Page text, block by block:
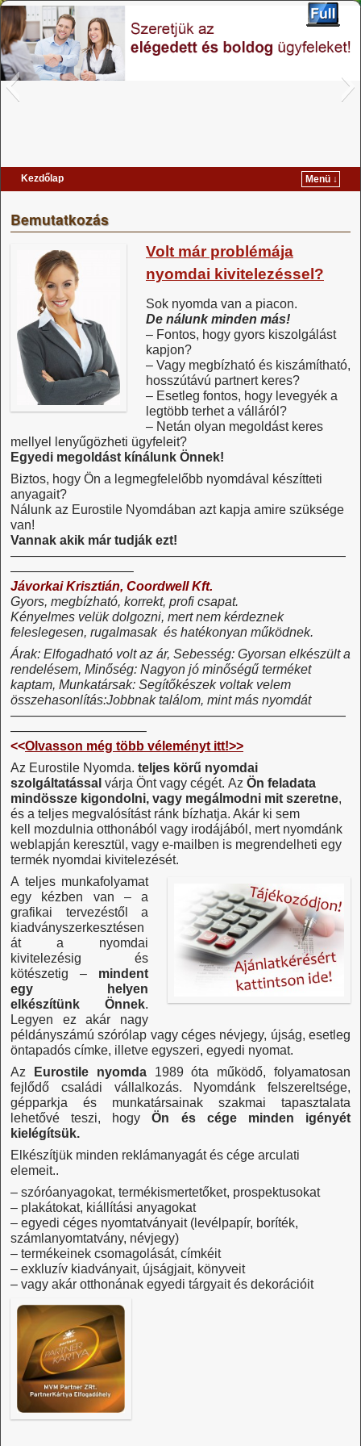
fejléc 2
fejléc 3
Kezdőlap
Menü ↓
Bemutatkozás
Volt már problémája
nyomdai kivitelezéssel?
Sok nyomda van a piacon.
De nálunk minden más!
– Fontos, hogy gyors kiszolgálást
kapjon?
– Vagy megbízható és kiszámítható,
hosszútávú partnert keres?
– Esetleg fontos, hogy levegyék a
legtöbb terhet a válláról?
– Netán olyan megoldást keres
mellyel lenyűgözheti ügyfeleit?
Egyedi megoldást kínálunk Önnek!
Biztos, hogy Ön a legmegfelelőbb nyomdával készítteti
anyagait?
Nálunk az Eurostile Nyomdában azt kapja amire szüksége
van!
Vannak akik már tudják ezt!
——————————————————————————
—————————–
Jávorkai Krisztián, Coordwell Kft.
Gyors, megbízható, korrekt, profi csapat.
Kényelmes velük dolgozni, mert nem kérdeznek
feleslegesen, rugalmasak és hatékonyan működnek.
Árak: Elfogadható volt az ár, Sebesség: Gyorsan elkészült a
rendelésem, Minőség: Nagyon jó minőségű terméket
kaptam, Munkatársak: Segítőkészek voltak velem
összehasonlítás:Jobbnak találom, mint más nyomdát
——————————————————————————
——————————–
<<Olvasson még több véleményt itt!>>
Az Eurostile Nyomda. teljes körű nyomdai
szolgáltatással várja Önt vagy cégét. Az Ön feladata
mindössze kigondolni, vagy megálmodni mit szeretne,
és a teljes megvalósítást ránk bízhatja. Akár ki sem
kell mozdulnia otthonából vagy irodájából, mert nyomdánk
weblapján keresztül, vagy e-mailben is megrendelheti egy
termék nyomdai kivitelezését.
A teljes munkafolyamat
egy kézben van – a
grafikai tervezéstől a
kiadványszerkesztésen
át a nyomdai
kivitelezésig és
kötészetig – mindent
egy helyen
elkészítünk Önnek.
Legyen ez akár nagy
példányszámú szórólap vagy céges névjegy, újság, esetleg
öntapadós címke, illetve egyszeri, egyedi nyomat.
Az
Eurostile nyomda1989 óta működő, folyamatosan
fejlődő családi vállalkozás. Nyomdánk felszereltsége,
gépparkja és munkatársainak szakmai tapasztalata
lehetővé teszi, hogyÖn és cége minden igényét
kielégítsük.
Elkészítjük minden reklámanyagát és cége arculati
elemeit..
– szóróanyagokat, termékismertetőket, prospektusokat
– plakátokat, kiállítási anyagokat
– egyedi céges nyomtatványait (levélpapír, boríték,
számlanyomtatvány, névjegy)
– termékeinek csomagolását, címkéit
– exkluzív kiadványait, újságjait, könyveit
– vagy akár otthonának egyedi tárgyait és dekorációit